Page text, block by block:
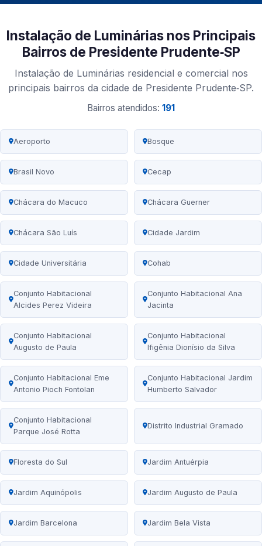
Instalação de Luminárias nos Principais
Bairros de Presidente Prudente‑SP
Instalação de Luminárias residencial e comercial nos
principais bairros da cidade de Presidente Prudente‑SP.
Bairros atendidos: 191
Aeroporto Bosque
Brasil Novo Cecap
Chácara do Macuco Chácara Guerner
Chácara São Luís Cidade Jardim
Cidade Universitária Cohab
Conjunto Habitacional
Alcides Perez Videira
Conjunto Habitacional Ana
Jacinta
Conjunto Habitacional
Augusto de Paula
Conjunto Habitacional
Ifigênia Dionísio da Silva
Conjunto Habitacional Eme
Antonio Pioch Fontolan
Conjunto Habitacional Jardim
Humberto Salvador
Conjunto Habitacional
Parque José Rotta
Distrito Industrial Gramado
Floresta do Sul Jardim Antuérpia
Jardim Aquinópolis Jardim Augusto de Paula
Jardim Barcelona Jardim Bela Vista